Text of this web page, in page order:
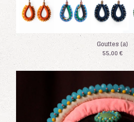
Gouttes (a)
55,00 €